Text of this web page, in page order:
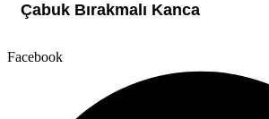
Çabuk Bırakmalı Kanca
Facebook